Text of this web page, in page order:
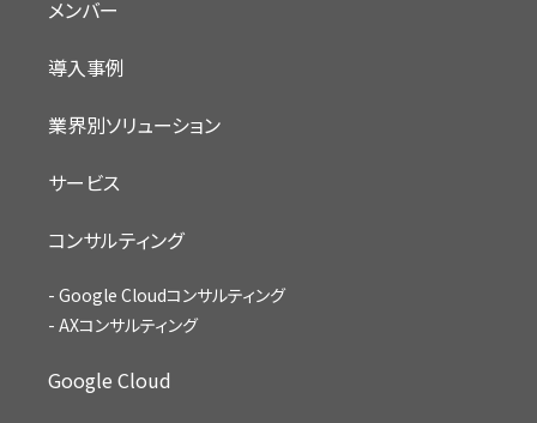
メンバー
導入事例
業界別ソリューション
サービス
コンサルティング
Google Cloudコンサルティング
AXコンサルティング
Google Cloud